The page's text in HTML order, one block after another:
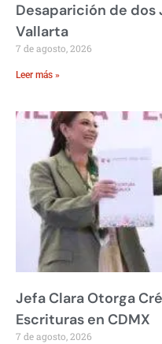
Desaparición de dos
Vallarta
7 de agosto, 2026
Leer más »
Jefa Clara Otorga
Escrituras en CDMX
7 de agosto, 2026